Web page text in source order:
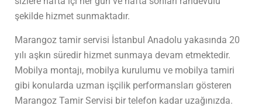
şekilde hizmet sunmaktadır.
Marangoz tamir servisi İstanbul Anadolu yakasında 20
yılı aşkın süredir hizmet sunmaya devam etmektedir.
Mobilya montajı, mobilya kurulumu ve mobilya tamiri
gibi konularda uzman işçilik performansları gösteren
Marangoz Tamir Servisi bir telefon kadar uzağınızda.